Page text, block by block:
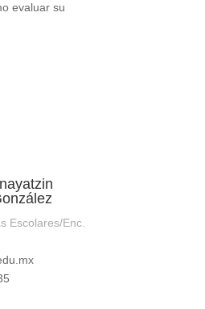
evaluar su
Escolares/Enc.